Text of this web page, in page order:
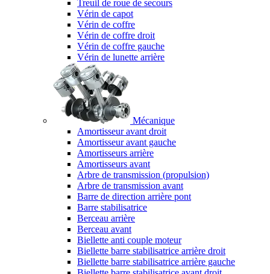
Treuil de roue de secours
Vérin de capot
Vérin de coffre
Vérin de coffre droit
Vérin de coffre gauche
Vérin de lunette arrière
Mécanique
Amortisseur avant droit
Amortisseur avant gauche
Amortisseurs arrière
Amortisseurs avant
Arbre de transmission (propulsion)
Arbre de transmission avant
Barre de direction arrière pont
Barre stabilisatrice
Berceau arrière
Berceau avant
Biellette anti couple moteur
Biellette barre stabilisatrice arrière droit
Biellette barre stabilisatrice arrière gauche